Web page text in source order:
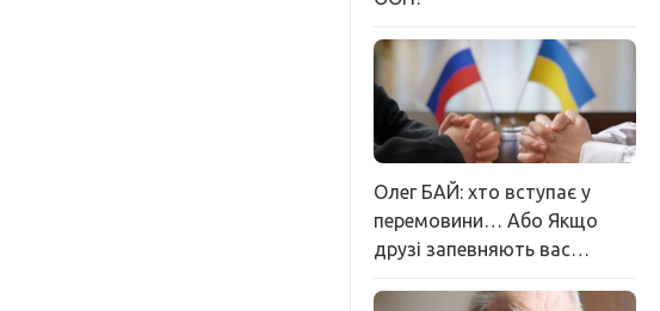
Олег БАЙ: хто вступає у
перемовини… Або Якщо
друзі запевняють вас…